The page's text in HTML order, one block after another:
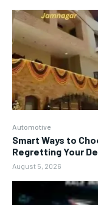
Automotive
Smart Ways to
Regretting Your
August 5, 2026